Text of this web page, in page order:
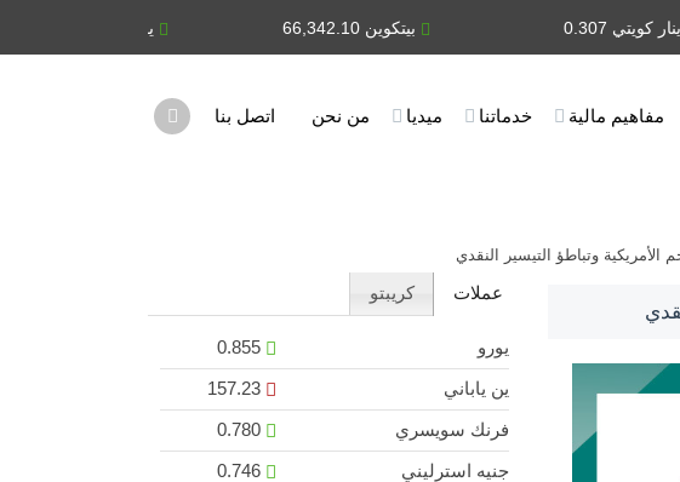
بيتكوين 66,342.10
مفاهيم مالية خدماتنا ميديا من نحن اتصل بنا
وتباطؤ التيسير النقدي
عملات كريبتو
يورو
ين ياباني
فرنك سويسري
جنيه استرليني